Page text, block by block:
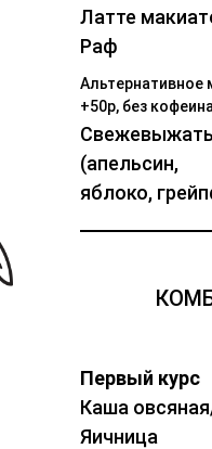
Латте
Раф
(апельсин,
яблоко,
Альтернативное
+50р, без
Первый курс
Каша
Яичница